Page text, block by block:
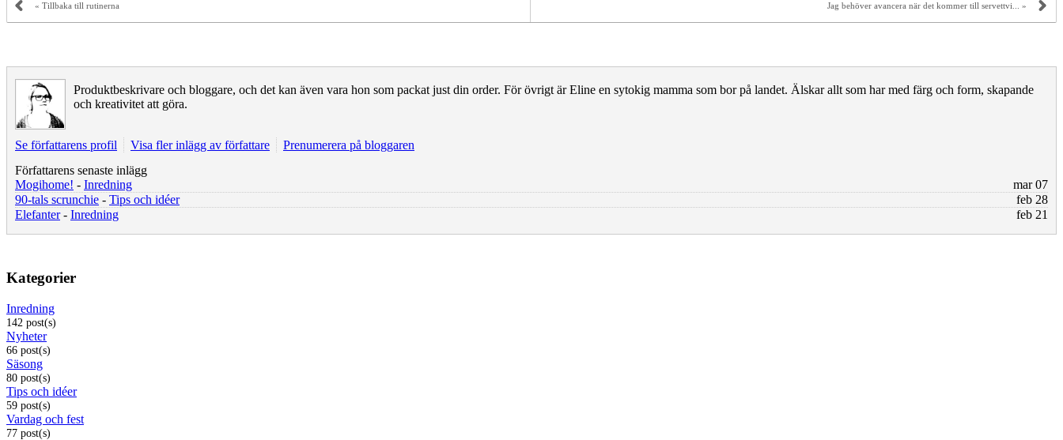
« Tillbaka till rutinerna Jag behöver avancera när det kommer till servettvi... »
Produktbeskrivare och bloggare, och det kan även vara hon som packat just din order. För övrigt är Eline en sytokig mamma som bor på landet. Älskar allt som har med färg och form, skapande
och kreativitet att göra.
Se författarens profil Visa fler inlägg av författare
Prenumerera på bloggaren
Författarens senaste inlägg
Mogihome! - Inredning
mar 07
90-tals scrunchie - Tips och idéer
feb 28
Elefanter- Inredning feb 21
Kategorier
Inredning
142 post(s)
Nyheter
66 post(s)
Säsong
80 post(s)
Tips och idéer
59 post(s)
Vardag och fest
77 post(s)